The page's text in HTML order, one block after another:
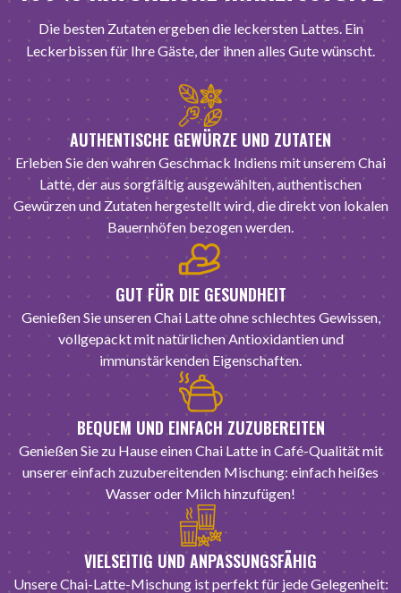
Die besten Zutaten ergeben die leckersten Lattes. Ein
Leckerbissen für Ihre Gäste, der ihnen alles Gute wünscht.
AUTHENTISCHE GEWÜRZE UND ZUTATEN
Erleben Sie den wahren Geschmack Indiens mit unserem Chai
Latte, der aus sorgfältig ausgewählten, authentischen
Gewürzen und Zutaten hergestellt wird, die direkt von lokalen
Bauernhöfen bezogen werden.
GUT FÜR DIE GESUNDHEIT
Genießen Sie unseren Chai Latte ohne schlechtes Gewissen,
vollgepackt mit natürlichen Antioxidantien und
immunstärkenden Eigenschaften.
BEQUEM UND EINFACH ZUZUBEREITEN
Genießen Sie zu Hause einen Chai Latte in Café-Qualität mit
unserer einfach zuzubereitenden Mischung: einfach heißes
Wasser oder Milch hinzufügen!
VIELSEITIG UND ANPASSUNGSFÄHIG
Unsere Chai-Latte-Mischung ist perfekt für jede Gelegenheit: